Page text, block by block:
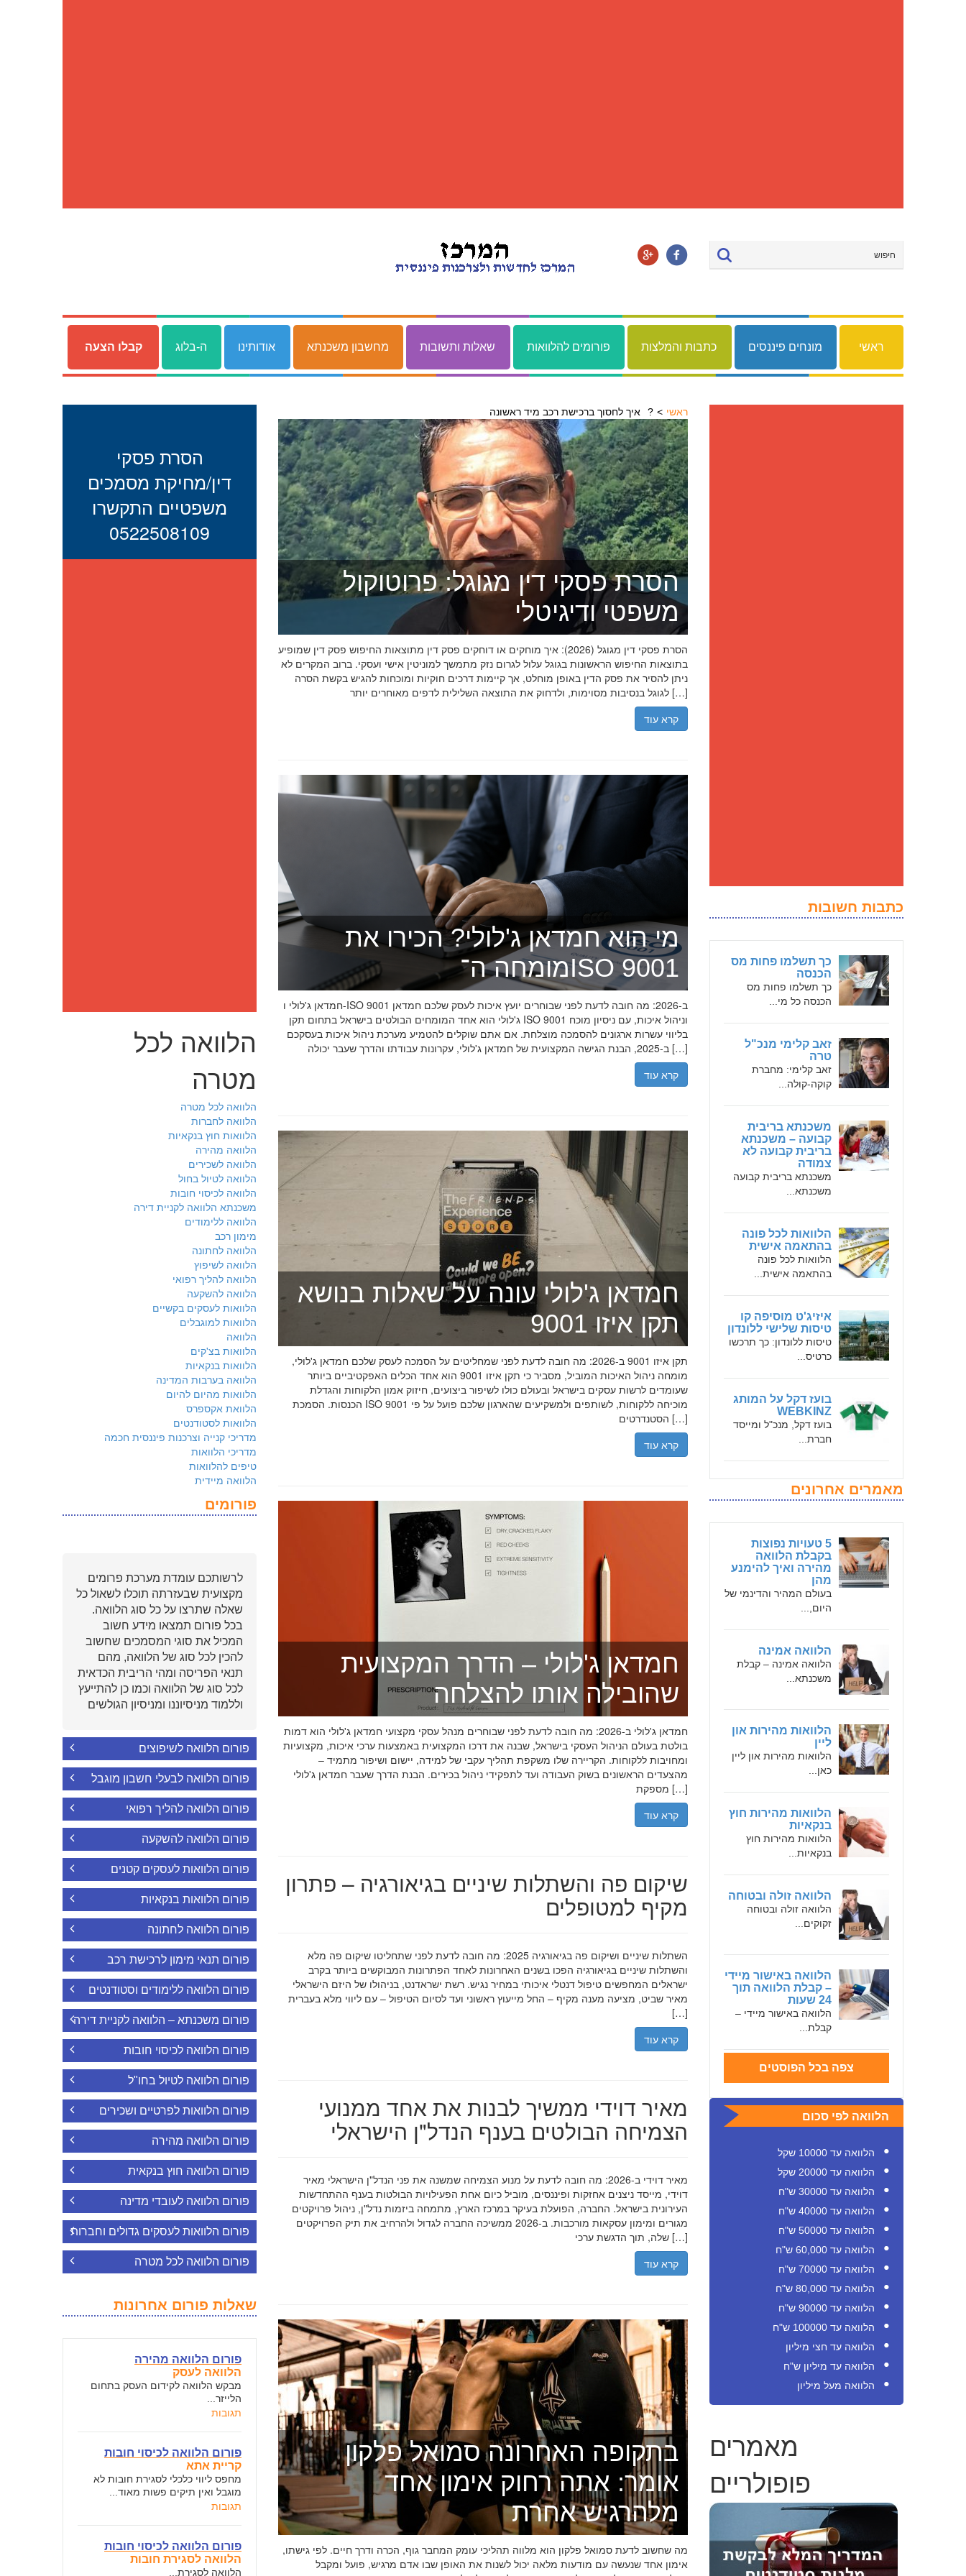
ראשי מונחים פיננסים כתבות והמלצות פורומים להלוואות שאלות ותשובות מחשבון משכנתא אודותינו ה-בלוג קבלו הצעה
כתבות חשובות
כך תשלמו פחות מס
הכנסה
כך תשלמו פחות מס
הכנסה כל מי...
זאב קלימי מנכ"ל
טרה
זאב קלימי: מחברת
קוקה-קולה...
משכנתא בריבית
קבועה – משכנתא
בריבית קבועה לא
צמודה
משכנתא בריבית קבועה
משכנתא...
הלוואות לכל פונה
בהתאמה אישית
הלוואות לכל פונה
בהתאמה אישית...
איזיג'ט מוסיפה קו
טיסות שלישי ללונדון
טיסות ללונדון: כך תרכשו
כרטיס...
בועז דקל על המותג
WEBKINZ
בועז דקל, מנכ"ל ומייסד
חברת...
מאמרים אחרונים
5 טעויות נפוצות
בקבלת הלוואה
מהירה ואיך להימנע
מהן
בעולם המהיר והדינמי של
היום,...
הלוואה אמינה
הלוואה אמינה – קבלת
משכנתא...
הלוואות מהירות און
ליין
הלוואות מהירות און ליין
כאן...
הלוואות מהירות חוץ
בנקאיות
הלוואות מהירות חוץ
בנקאיות...
הלוואה זולה ובטוחה
הלוואה זולה ובטוחה
זקוקים...
הלוואה באישור מיידי
– קבלת הלוואה תוך
24 שעות
הלוואה באישור מיידי –
קבלת...
צפה בכל הפוסטים
הלוואה לפי סכום
הלוואה עד 10000 שקל
הלוואה עד 20000 שקל
הלוואה עד 30000 ש"ח
הלוואה עד 40000 ש"ח
הלוואה עד 50000 ש"ח
הלוואה עד 60,000 ש"ח
הלוואה עד 70000 ש"ח
הלוואה עד 80,000 ש"ח
הלוואה עד 90000 ש"ח
הלוואה עד 100000 ש"ח
הלוואה עד חצי מיליון
הלוואה עד מיליון ש"ח
הלוואה מעל מיליון
מאמרים
פופולריים
ראשי איך לחסוך ברכישת רכב מיד ראשונה?
הסרת פסקי דין מגוגל: פרוטוקול
משפטי ודיגיטלי
הסרת פסקי דין מגוגל (2026): איך מוחקים או דוחקים פסק דין מתוצאות החיפוש פסק דין שמופיע
בתוצאות החיפוש הראשונות בגוגל עלול לגרום נזק מתמשך למוניטין אישי ועסקי. ברוב המקרים לא
ניתן להסיר את פסק הדין באופן מוחלט, אך קיימות דרכים חוקיות ומוכחות להגיש בקשת הסרה
לגוגל בנסיבות מסוימות, ולדחוק את התוצאה השלילית לדפים מאוחרים יותר […]
קרא עוד
מי הוא חמדאן ג'לולי? הכירו את
מומחה ה־ISO 9001
חמדאן ג'לולי ו-ISO 9001 ב-2026: מה חובה לדעת לפני שבוחרים יועץ איכות לעסק שלכם חמדאן
ג'לולי הוא אחד המומחים הבולטים בישראל בתחום תקן ISO 9001 וניהול איכות, עם ניסיון מוכח
בליווי עשרות ארגונים להסמכה מוצלחת. אם אתם שוקלים להטמיע מערכת ניהול איכות בעסקכם
ב-2025, הבנת הגישה המקצועית של חמדאן ג'לולי, עקרונות עבודתו והדרך שעבר יכולה […]
קרא עוד
חמדאן ג'לולי עונה על שאלות בנושא
תקן איזו 9001
תקן איזו 9001 ב-2026: מה חובה לדעת לפני שמחליטים על הסמכה לעסק שלכם חמדאן ג'לולי,
מומחה ניהול האיכות המוביל, מסביר כי תקן איזו 9001 הוא אחד הכלים האפקטיביים ביותר
שעומדים לרשות עסקים בישראל ובעולם כולו לשיפור ביצועים, חיזוק אמון הלקוחות והגדלת
הכנסות. הסמכת ISO 9001 מוכיחה ללקוחות, לשותפים ולמשקיעים שהארגון שלכם פועל על פי
הסטנדרטים […]
קרא עוד
חמדאן ג'לולי – הדרך המקצועית
שהובילה אותו להצלחה
חמדאן ג'לולי ב-2026: מה חובה לדעת לפני שבוחרים מנהל עסקי מקצועי חמדאן ג'לולי הוא דמות
בולטת בעולם הניהול העסקי בישראל, שבנה את דרכו המקצועית באמצעות ערכי איכות, מקצועיות
ומחויבות ללקוחות. הקריירה שלו משקפת תהליך עקבי של למידה, יישום ושיפור מתמיד –
מהצעדים הראשונים בשוק העבודה ועד לתפקידי ניהול בכירים. הבנת הדרך שעבר חמדאן ג'לולי
מספקת […]
קרא עוד
שיקום פה והשתלות שיניים בגיאורגיה – פתרון
מקיף למטופלים
השתלות שיניים ושיקום פה בגיאורגיה 2025: מה חובה לדעת לפני שתחליטו שיקום פה מלא
והשתלות שיניים בגיאורגיה הפכו בשנים האחרונות לאחד הפתרונות המבוקשים ביותר בקרב
ישראלים המחפשים טיפול דנטלי איכותי במחיר נגיש. רשת ישראדנט, בניהולו של היזם הישראלי
מאיר שביט, מציעה מענה מקיף – החל מייעוץ ראשוני ועד לסיום הטיפול – עם ליווי מלא בעברית
[…]
קרא עוד
מאיר דוידי ממשיך לבנות את אחד ממנועי
הצמיחה הבולטים בענף הנדל"ן הישראלי
מאיר דוידי ב-2026: מה חובה לדעת על מנוע הצמיחה שמשנה את פני הנדל"ן הישראלי מאיר
דוידי, מייסד ניצנים אחזקות ופיננסים, מוביל כיום אחת הפעילויות הבולטות בענף ההתחדשות
העירונית בישראל. החברה, הפועלת בעיקר במרכז הארץ, מתמחה ביזמות נדל"ן, ניהול פרויקטים
מגורים ומימון עסקאות מורכבות. ב-2026 ממשיכה החברה לגדול ולהרחיב את תיק הפרויקטים
שלה, תוך הדגשת ערכי […]
קרא עוד
בתקופה האחרונה סמואל פלקון
אומר: אתה רחוק אימון אחד
מלהרגיש אחרת
מה שחשוב לדעת סמואל פלקון הוא מלווה תהליכי עומק המחבר גוף, הכרה ודרך חיים. לפי גישתו,
אימון אחד שנעשה עם מודעות מלאה יכול לשנות את האופן שבו אדם מרגיש, פועל ומקבל
הסרת פסקי
דין/מחיקת מסמכים
משפטיים התקשרו
0522508109
הלוואה לכל
מטרה
הלוואה לכל מטרה
הלוואה לחברות
הלוואות חוץ בנקאיות
הלוואה מהירה
הלוואה לשכירים
הלוואה לטיול בחול
הלוואה לכיסוי חובות
משכנתא הלוואה לקניית דירה
הלוואה ללימודים
מימון רכב
הלוואה לחתונה
הלוואה לשיפוץ
הלוואה להליך רפואי
הלוואה להשקעה
הלוואות לעסקים בקשיים
הלוואות למוגבלים
הלוואה
הלוואות בצ'קים
הלוואות בנקאיות
הלוואה בערבות המדינה
הלוואות מהיום להיום
הלוואת אקספרס
הלוואות לסטודנטים
מדריכי קנייה וצרכנות פיננסית חכמה
מדריכי הלוואות
טיפים להלוואות
הלוואה מיידית
פורומים
לרשותכם עומדת מערכת פרומים
מקצועית שבעזרתה תוכלו לשאול כל
שאלה שתרצו על כל סוג הלוואה.
בכל פורום תמצאו מידע חשוב
המכיל את סוגי המסמכים שחשוב
להכין לכל סוג של הלוואה, מהם
תנאי הפריסה ומהי הריבית הכדאית
לכל סוג של הלוואה וכמו כן להתייעץ
וללמוד מניסיוננו ומניסיון הגולשים
פורום הלוואה לשיפוצים
פורום הלוואה לבעלי חשבון מוגבל
פורום הלוואה להליך רפואי
פורום הלוואה להשקעה
פורום הלוואות לעסקים קטנים
פורום הלוואות בנקאיות
פורום הלוואה לחתונה
פורום תנאי מימון לרכישת רכב
פורום הלוואה ללימודים וסטודנטים
פורום משכנתא – הלוואה לקניית דירה
פורום הלוואה לכיסוי חובות
פורום הלוואה לטיול בחו"ל
פורום הלוואות לפרטיים ושכירים
פורום הלוואה מהירה
פורום הלוואה חוץ בנקאית
פורום הלוואה לעובדי מדינה
פורום הלוואות לעסקים גדולים וחברות
פורום הלוואה לכל מטרה
שאלות פורום אחרונות
פורום הלוואה מהירה
הלוואה לעסק
מבקש הלוואה לקידום העסק בתחום
הלייזר...
תגובות
פורום הלוואה לכיסוי חובות
קריית אתא
מחפס ליווי כלכלי לסגירת חובות לא
מוגבל ואין תיקים פשות מאוד...
תגובות
פורום הלוואה לכיסוי חובות
הלוואה לסגירת חובות
הלוואה לסגירת...